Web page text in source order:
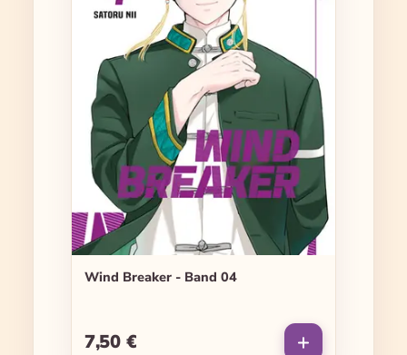
Wind Breaker - Band 04
Regulärer Preis:
7,50 €